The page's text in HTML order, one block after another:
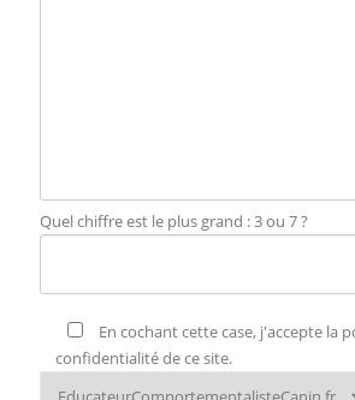
Quel chiffre est le plus grand : 3 ou 7 ?
En cochant cette case, j'accepte la
confidentialité de ce site.